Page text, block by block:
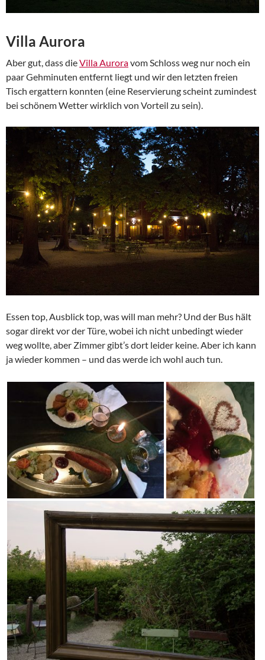
Villa Aurora
Aber gut, dass dieVilla Auroravom Schloss weg nur noch ein
paar Gehminuten entfernt liegt und wir den letzten freien
Tisch ergattern konnten (eine Reservierung scheint zumindest
bei schönem Wetter wirklich von Vorteil zu sein).
Essen top, Ausblick top, was will man mehr? Und der Bus hält
sogar direkt vor der Türe, wobei ich nicht unbedingt wieder
weg wollte, aber Zimmer gibt’s dort leider keine. Aber ich kann
ja wieder kommen – und das werde ich wohl auch tun.